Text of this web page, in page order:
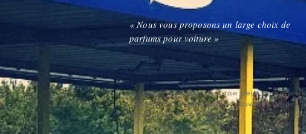
« Nous vous proposons un large choix de
parfums pour voiture »
La station Hygie Cars propose deux parfumeurs
d’intérieur pour éliminer les mauvaises odeurs à
l’intérieur de votre voiture.